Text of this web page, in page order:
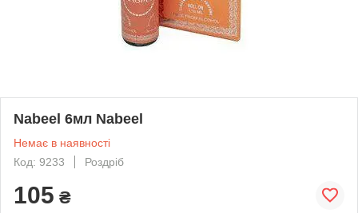
Nabeel 6мл Nabeel
Немає в наявності
Код: 9233
Роздріб
105 ₴